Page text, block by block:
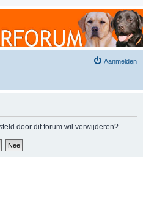
en België!
Aanmelden
door dit forum wil verwijderen?